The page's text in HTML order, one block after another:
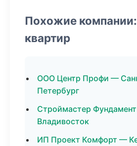
Похожие
квартир
ООО Центр Профи —
Петербург
Строймастер
Владивосток
ИП Проект Комфорт —